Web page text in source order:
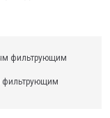
фильтрующим
фильтрующим